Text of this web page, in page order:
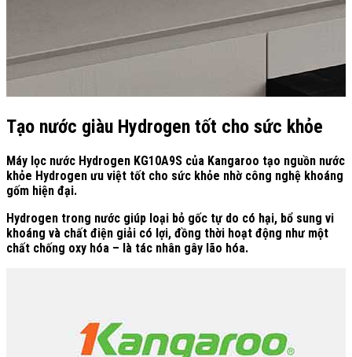
Tạo nước giàu Hydrogen tốt cho sức khỏe
Máy lọc nước Hydrogen KG10A9S của Kangaroo tạo nguồn nước
khỏe Hydrogen ưu việt tốt cho sức khỏe nhờ công nghệ khoáng
gốm hiện đại.
Hydrogen trong nước giúp loại bỏ gốc tự do có hại, bổ sung vi
khoáng và chất điện giải có lợi, đồng thời hoạt động như một
chất chống oxy hóa – là tác nhân gây lão hóa.